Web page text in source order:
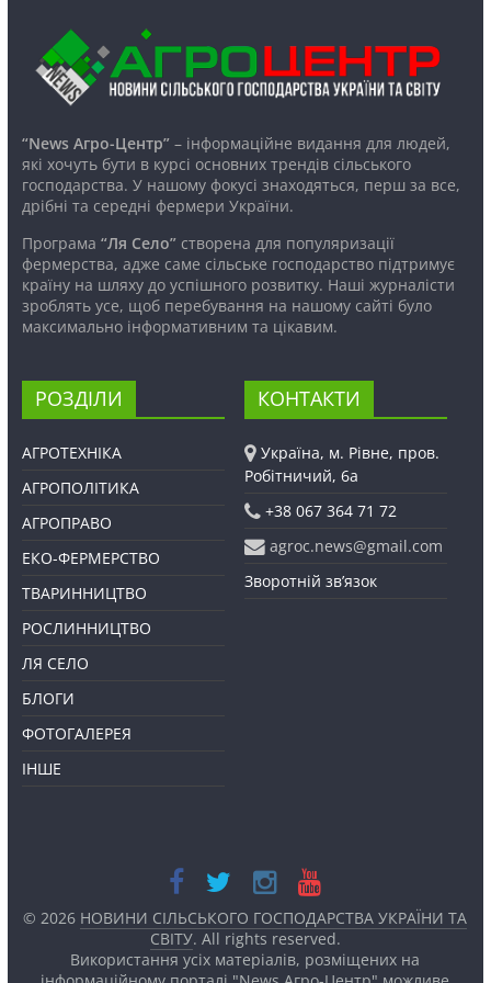
“News Агро-Центр”– інформаційне видання для людей,
які хочуть бути в курсі основних трендів сільського
господарства. У нашому фокусі знаходяться, перш за все,
дрібні та середні фермери України.
Програма “Ля Село”створена для популяризації
фермерства, адже саме сільське господарство підтримує
країну на шляху до успішного розвитку. Наші журналісти
зроблять усе, щоб перебування на нашому сайті було
максимально інформативним та цікавим.
РОЗДІЛИ
АГРОТЕХНІКА
АГРОПОЛІТИКА
АГРОПРАВО
ЕКО-ФЕРМЕРСТВО
ТВАРИННИЦТВО
РОСЛИННИЦТВО
ЛЯ СЕЛО
БЛОГИ
ФОТОГАЛЕРЕЯ
ІНШЕ
КОНТАКТИ
Україна, м. Рівне, пров.
Робітничий, 6а
+38 067 364 71 72
agroc.news@gmail.com
Зворотній зв’язок
© 2026 НОВИНИ СІЛЬСЬКОГО ГОСПОДАРСТВА УКРАЇНИ ТА
СВІТУ. All rights reserved.
Використання усіх матеріалів, розміщених на